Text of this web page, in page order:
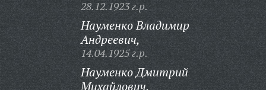
28.12.1923 г.р.
Науменко Владимир
Андреевич,
14.04.1925 г.р.
Науменко Дмитрий
Михайлович,